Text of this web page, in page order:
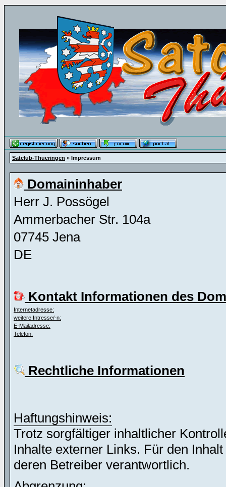
Satclub-Thueringen » Impressum
Domaininhaber
Herr J. Possögel
Ammerbacher Str. 104a
07745 Jena
DE
Kontakt Informationen des
Internetadresse:
weitere Intresse/-n:
E-Mailadresse:
Telefon:
Rechtliche Informationen
Haftungshinweis:
Trotz sorgfältiger inhaltlicher
Inhalte externer Links. Für den
deren Betreiber verantwortlich.